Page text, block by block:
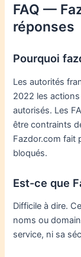
FAQ —
réponses
Pourquoi
Les autorités
2022 les
autorisés. Les
être contraints
Fazdor.com fait
bloqués.
Est-ce que
Difficile à dire.
noms ou
service, ni sa